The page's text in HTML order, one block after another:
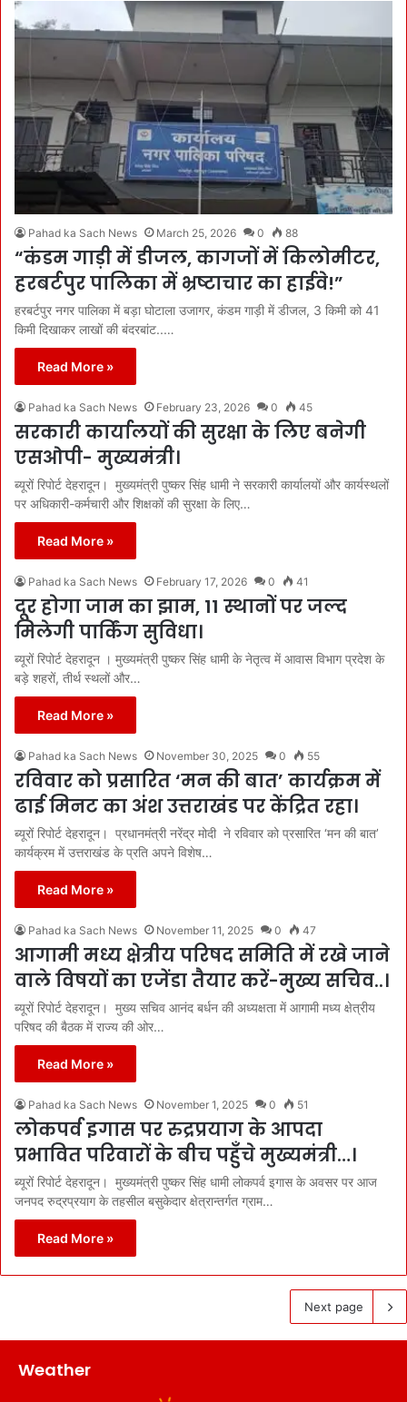
Pahad ka Sach News March 25, 2026 0 88
“कंडम गाड़ी में डीजल, कागजों में किलोमीटर,
हरबर्टपुर पालिका में भ्रष्टाचार का हाईवे!”
हरबर्टपुर नगर पालिका में बड़ा घोटाला उजागर, कंडम गाड़ी में डीजल, 3 किमी को 41
किमी दिखाकर लाखों की बंदरबांट..…
Read More »
Pahad ka Sach News February 23, 2026 0 45
सरकारी कार्यालयों की सुरक्षा के लिए बनेगी
एसओपी- मुख्यमंत्री।
ब्यूरों रिपोर्ट देहरादून। मुख्यमंत्री पुष्कर सिंह धामी ने सरकारी कार्यालयों और कार्यस्थलों
पर अधिकारी-कर्मचारी और शिक्षकों की सुरक्षा के लिए…
Read More »
Pahad ka Sach News February 17, 2026 0 41
दूर होगा जाम का झाम, 11 स्थानों पर जल्द
मिलेगी पार्किंग सुविधा।
ब्यूरों रिपोर्ट देहरादून । मुख्यमंत्री पुष्कर सिंह धामी के नेतृत्व में आवास विभाग प्रदेश के
बड़े शहरों, तीर्थ स्थलों और…
Read More »
Pahad ka Sach News November 30, 2025 0 55
रविवार को प्रसारित ‘मन की बात’ कार्यक्रम में
ढाई मिनट का अंश उत्तराखंड पर केंद्रित रहा।
ब्यूरों रिपोर्ट देहरादून। प्रधानमंत्री नरेंद्र मोदी ने रविवार को प्रसारित ‘मन की बात’
कार्यक्रम में उत्तराखंड के प्रति अपने विशेष…
Read More »
Pahad ka Sach News November 11, 2025 0 47
आगामी मध्य क्षेत्रीय परिषद समिति में रखे जाने
वाले विषयों का एजेंडा तैयार करें-मुख्य सचिव..।
ब्यूरों रिपोर्ट देहरादून। मुख्य सचिव आनंद बर्धन की अध्यक्षता में आगामी मध्य क्षेत्रीय
परिषद की बैठक में राज्य की ओर…
Read More »
Pahad ka Sach News November 1, 2025 0 51
लोकपर्व इगास पर रुद्रप्रयाग के आपदा
प्रभावित परिवारों के बीच पहुँचे मुख्यमंत्री…।
ब्यूरों रिपोर्ट देहरादून। मुख्यमंत्री पुष्कर सिंह धामी लोकपर्व इगास के अवसर पर आज
जनपद रुद्रप्रयाग के तहसील बसुकेदार क्षेत्रान्तर्गत ग्राम…
Read More »
Next page
Weather